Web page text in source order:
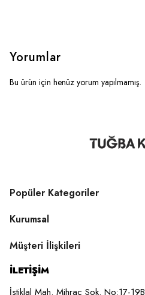
Yorumlar
Bu ürün için henüz yorum yapılmamış.
Popüler Kategoriler
Kurumsal
Müşteri İlişkileri
İLETİŞİM
İstiklal Mah. Mihraç Sok. No:17-19B